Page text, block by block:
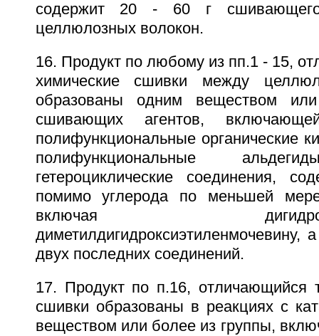
содержит 20 - 60 г
целлюлозных волокон.
16. Продукт по любому из пп.1 - 15,
химические сшивки между
образованы одним веществом
сшивающих агентов,
полифункциональные органические
полифункциональные
гетероциклические соединения,
помимо углерода по меньшей
включая
диметилдигидроксиэтиленмочевину,
двух последних соединений.
17. Продукт по п.16, отличающийся
сшивки образованы в реакциях с
веществом или более из группы,